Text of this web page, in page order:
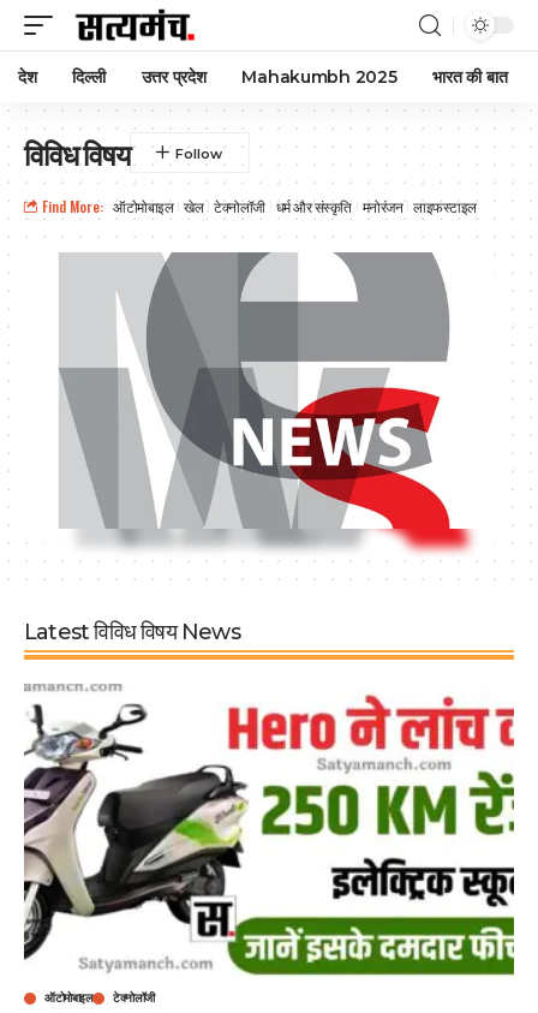
देश दिल्ली उत्तर प्रदेश Mahakumbh 2025 भारत की बात
विविध विषय
Find More: ऑटोमोबाइल खेल टेक्नोलॉजी धर्म और संस्कृति मनोरंजन लाइफस्टाइल
Latest विविध विषय News
ऑटोमोबाइल टेक्नोलॉजी